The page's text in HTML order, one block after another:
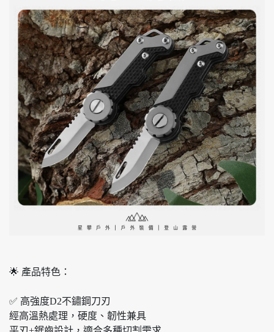
🌟 產品特色：
✅ 高強度D2不鏽鋼刀刃
經高溫熱處理，硬度、韌性兼具